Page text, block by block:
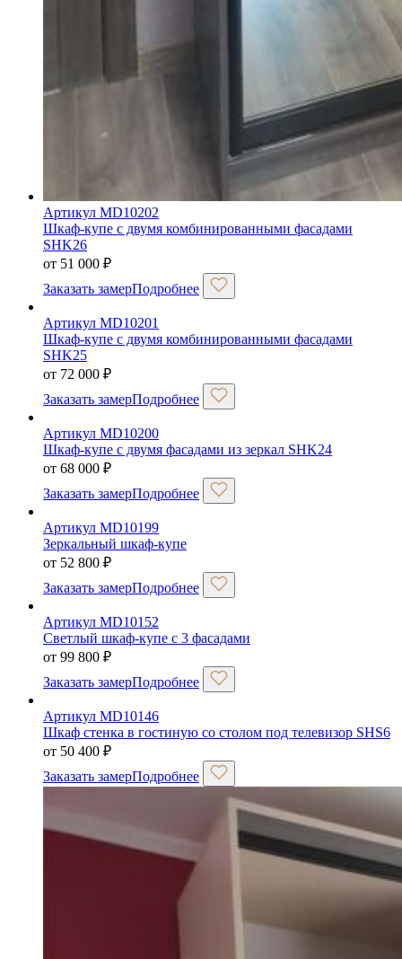
Артикул MD10202
Шкаф-купе с двумя комбинированными фасадами
SHK26
от 51 000 ₽
Заказать замерПодробнее
Артикул MD10201
Шкаф-купе с двумя комбинированными фасадами
SHK25
от 72 000 ₽
Заказать замерПодробнее
Артикул MD10200
Шкаф-купе с двумя фасадами из зеркал SHK24
от 68 000 ₽
Заказать замерПодробнее
Артикул MD10199
Зеркальный шкаф-купе
от 52 800 ₽
Заказать замерПодробнее
Артикул MD10152
Светлый шкаф-купе с 3 фасадами
от 99 800 ₽
Заказать замерПодробнее
Артикул MD10146
Шкаф стенка в гостиную со столом под телевизор SHS6
от 50 400 ₽
Заказать замерПодробнее